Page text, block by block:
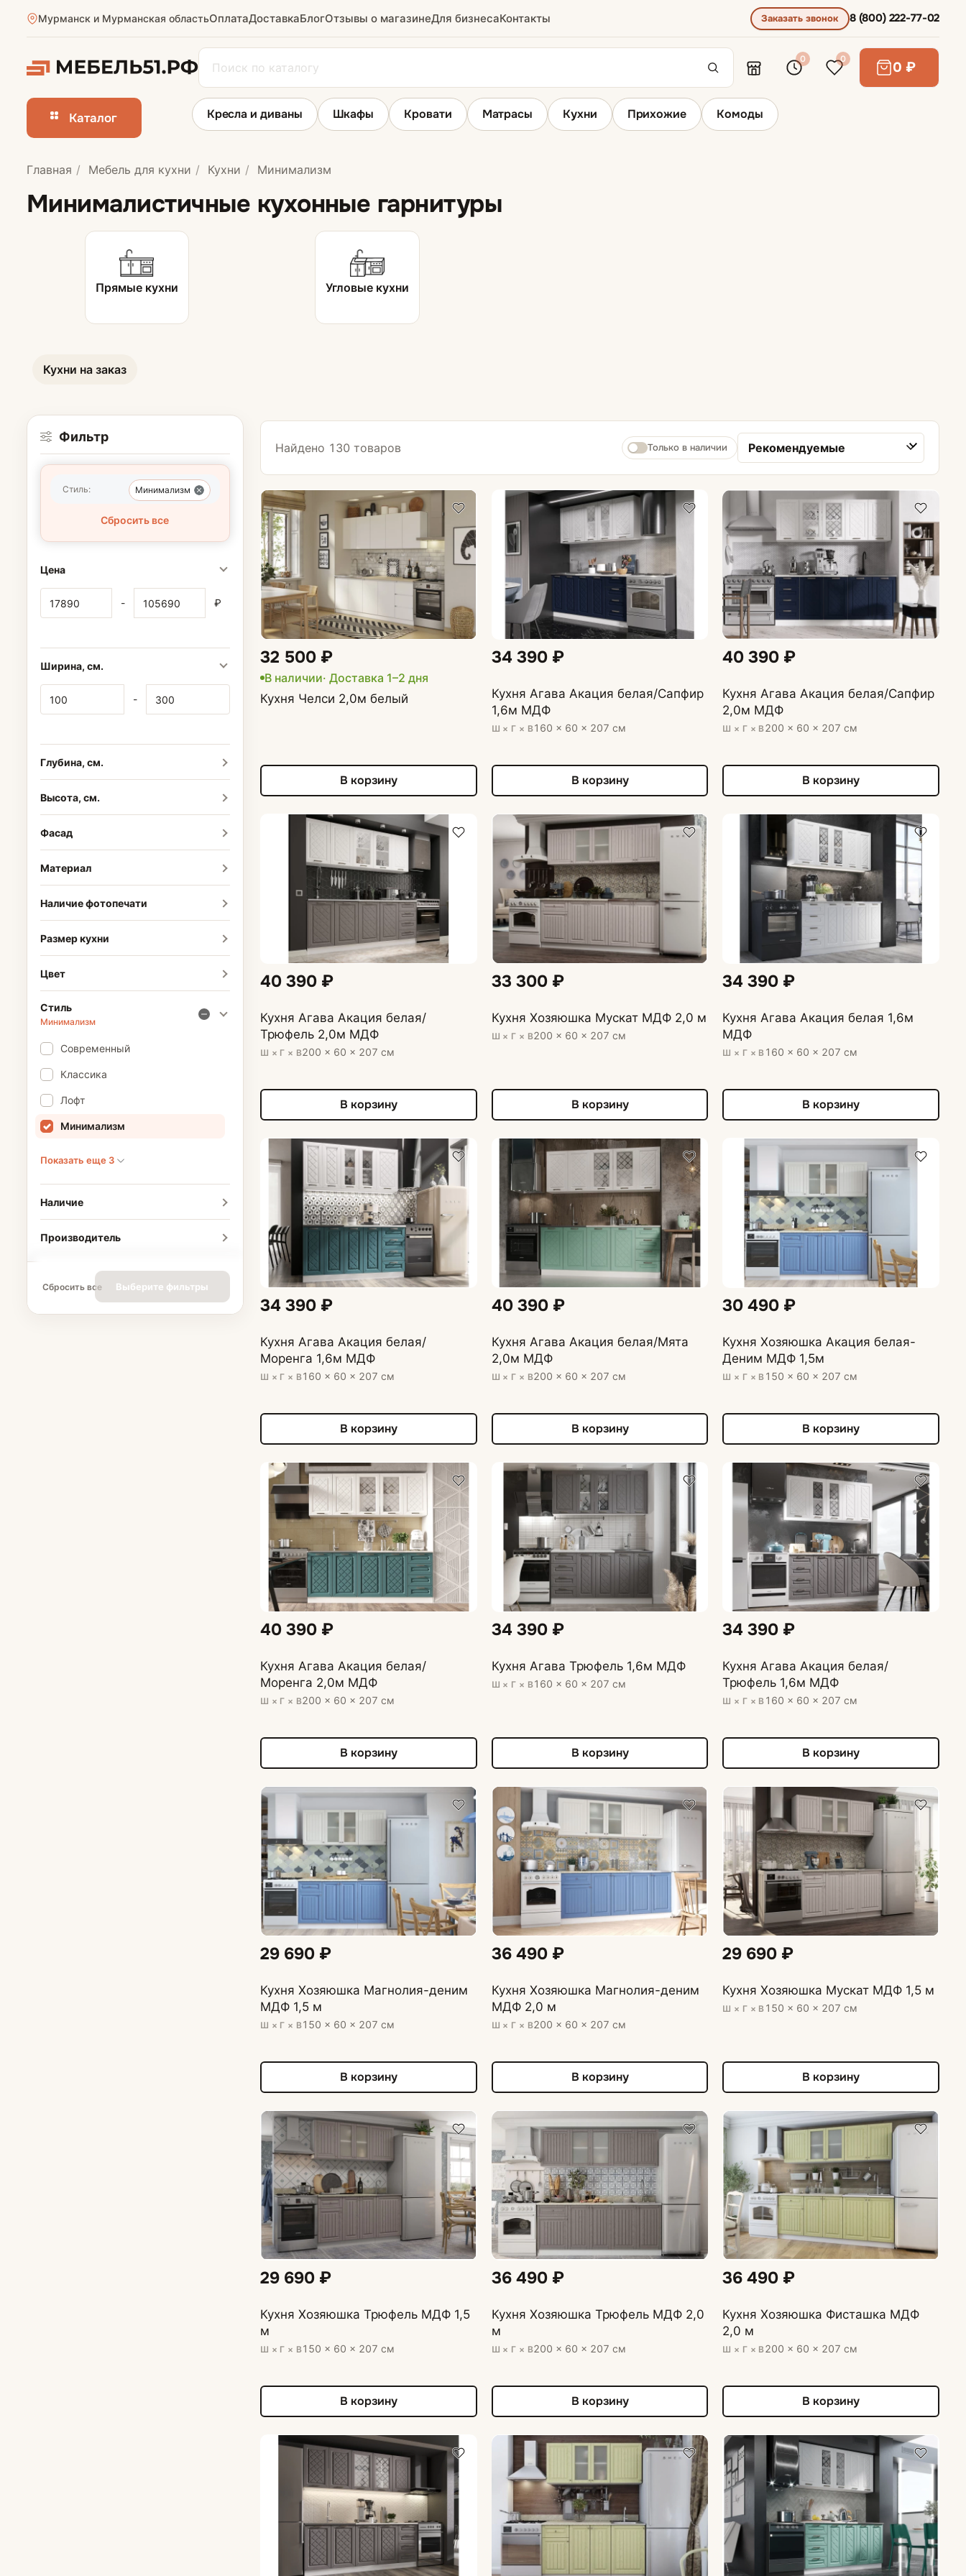
Мурманск и Мурманская областьОплатаДоставкаБлогОтзывы о магазинеДля бизнесаКонтакты Заказать звонок 8 (800) 222-77-02
0 0 0 ₽
Каталог
Стулья для кухни
Шкафы пеналы
Табуретки Комплектующие для кухни
Стеновые панели
Столешницы
Кромка для столешницы
Смесители
Кухонные мойки
Кресла и диваны Шкафы Кровати Матрасы Кухни Прихожие Комоды
Главная Мебель для кухни Кухни Минимализм
Минималистичные кухонные гарнитуры
Прямые кухни Угловые кухни
Кухни на заказ
Фильтр
Стиль: Минимализм
Сбросить все
Цена
- ₽
Ширина, см.
-
Глубина, см.
Высота, см.
Фасад
Материал
Наличие фотопечати
Размер кухни
Цвет
Минимализм
Стиль
Современный
Классика
Лофт
Минимализм
Показать еще 3
Наличие
Производитель
Сбросить все Выберите фильтры
Найдено 130 товаров Только в наличии
Сортировка товаров
32 500 ₽
В наличии· Доставка 1–2 дня
Кухня Челси 2,0м белый
В корзину
34 390 ₽
Кухня Агава Акация белая/Сапфир
1,6м МДФ
Ш × Г × В160 × 60 × 207 см
В корзину
40 390 ₽
Кухня Агава Акация белая/Сапфир
2,0м МДФ
Ш × Г × В200 × 60 × 207 см
В корзину
40 390 ₽
Кухня Агава Акация белая/
Трюфель 2,0м МДФ
Ш × Г × В200 × 60 × 207 см
В корзину
33 300 ₽
Кухня Хозяюшка Мускат МДФ 2,0 м
Ш × Г × В200 × 60 × 207 см
В корзину
34 390 ₽
Кухня Агава Акация белая 1,6м
МДФ
Ш × Г × В 160 × 60 × 207 см
В корзину
34 390 ₽
Кухня Агава Акация белая/
Моренга 1,6м МДФ
Ш × Г × В160 × 60 × 207 см
В корзину
40 390 ₽
Кухня Агава Акация белая/Мята
2,0м МДФ
Ш × Г × В200 × 60 × 207 см
В корзину
30 490 ₽
Кухня Хозяюшка Акация белая-
Деним МДФ 1,5м
Ш × Г × В 150 × 60 × 207 см
В корзину
40 390 ₽
Кухня Агава Акация белая/
Моренга 2,0м МДФ
Ш × Г × В200 × 60 × 207 см
В корзину
34 390 ₽
Кухня Агава Трюфель 1,6м МДФ
Ш × Г × В160 × 60 × 207 см
В корзину
34 390 ₽
Кухня Агава Акация белая/
Трюфель 1,6м МДФ
Ш × Г × В 160 × 60 × 207 см
В корзину
29 690 ₽
Кухня Хозяюшка Магнолия-деним
МДФ 1,5 м
Ш × Г × В150 × 60 × 207 см
В корзину
36 490 ₽
Кухня Хозяюшка Магнолия-деним
МДФ 2,0 м
Ш × Г × В200 × 60 × 207 см
В корзину
29 690 ₽
Кухня Хозяюшка Мускат МДФ 1,5 м
Ш × Г × В 150 × 60 × 207 см
В корзину
29 690 ₽
Кухня Хозяюшка Трюфель МДФ 1,5
м
Ш × Г × В150 × 60 × 207 см
В корзину
36 490 ₽
Кухня Хозяюшка Трюфель МДФ 2,0
м
Ш × Г × В200 × 60 × 207 см
В корзину
36 490 ₽
Кухня Хозяюшка Фисташка МДФ
2,0 м
Ш × Г × В200 × 60 × 207 см
В корзину